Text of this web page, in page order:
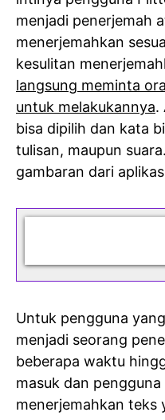
menjadi penerjemah
menerjemahkan
kesulitan
langsung meminta
untuk melakukannya.
bisa dipilih dan kata
tulisan, maupun
gambaran dari
Untuk pengguna
menjadi seorang
beberapa waktu
masuk dan
menerjemahkan teks